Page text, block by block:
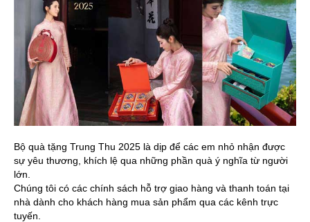
Bộ quà tặng Trung Thu 2025 là dịp để các em nhỏ nhận được
sự yêu thương, khích lệ qua những phần quà ý nghĩa từ người
lớn.
Chúng tôi có các chính sách hỗ trợ giao hàng và thanh toán tại
nhà dành cho khách hàng mua sản phẩm qua các kênh trực
tuyến.